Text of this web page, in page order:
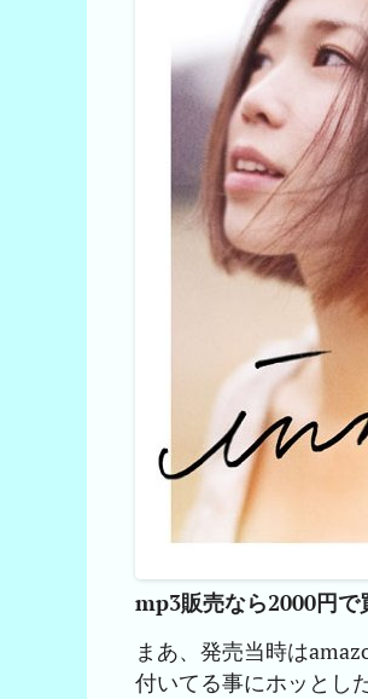
mp3販売なら2000円で
まあ、発売当時は
付いてる事にホッとし